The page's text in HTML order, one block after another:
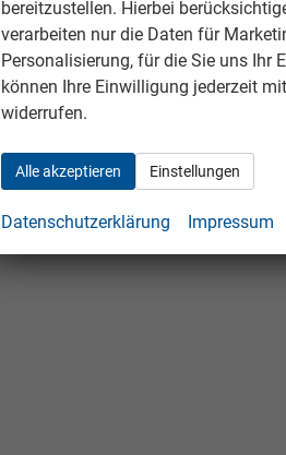
bereitzustellen. Hierbei
verarbeiten nur die Daten für
Personalisierung, für die Sie uns Ihr
können Ihre Einwilligung jederzeit
widerrufen.
Alle akzeptieren Einstellungen
Datenschutzerklärung Impressum